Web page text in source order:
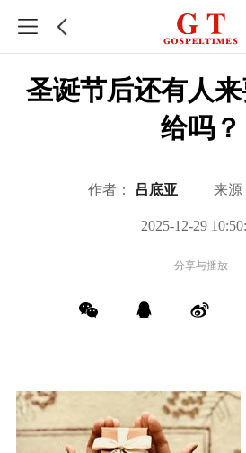
圣诞节后还有人
给吗？
作者： 吕底亚 来源
2025-12-29
分享与播放